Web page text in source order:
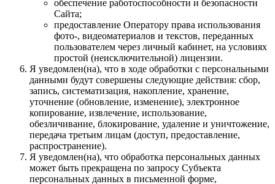
обеспечение работоспособности и безопасности
Сайта;
предоставление Оператору права использования
фото-, видеоматериалов и текстов, переданных
пользователем через личный кабинет, на условиях
простой (неисключительной) лицензии.
Я уведомлен(на), что в ходе обработки с персональными
данными будут совершены следующие действия: сбор,
запись, систематизация, накопление, хранение,
уточнение (обновление, изменение), электронное
копирование, извлечение, использование,
обезличивание, блокирование, удаление и уничтожение,
передача третьим лицам (доступ, предоставление,
распространение).
Я уведомлен(на), что обработка персональных данных
может быть прекращена по запросу Субъекта
персональных данных в письменной форме,